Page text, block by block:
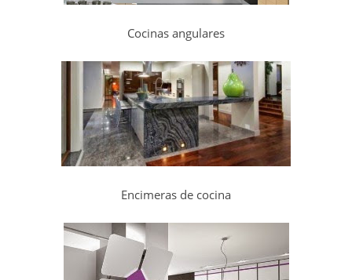
Cocinas angulares
Encimeras de cocina